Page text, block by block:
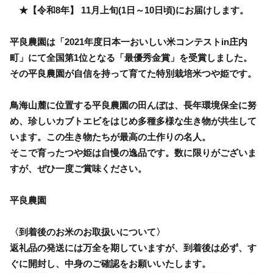
★【令和8年】 11月上旬(1日～10日頃)にお届けします。
平良農園は「2021年度日本一おいしい米コンテストin庄内
町」にて全国第1位となる「最優秀金賞」を受賞しました。
その平良農園が自信を持って育てた特別栽培米つや姫です。
鳥海山麓に位置する平良農園の田んぼは、長年環境保全に努
め、珍しいカブトエビをはじめ多種多様な生き物が共生して
います。この生き物たちが最高の土作りの名人。
そこで育ったつや姫は自慢の逸品です。数に限りがございま
すが、ぜひ一度ご賞味ください。
平良農園
〈到着後のお米のお取扱いについて〉
返礼品の発送には万全を期していますが、到着後は必ず、す
ぐに開封し、中身のご確認をお願いいたします。